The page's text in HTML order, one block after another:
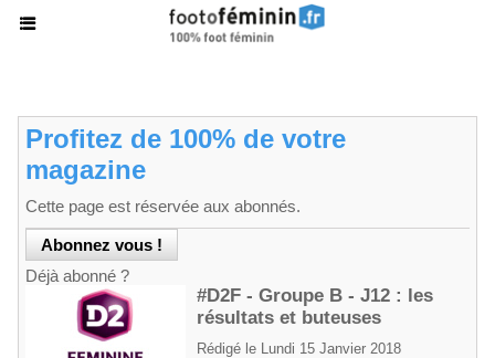
Profitez de 100% de votre
magazine
Cette page est réservée aux abonnés.
Déjà abonné ?
#D2F - Groupe B - J12 : les
résultats et buteuses
Rédigé le Lundi 15 Janvier 2018